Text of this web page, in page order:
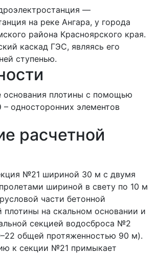
—
на реке Ангара, у города
района Красноярского края.
каскад ГЭС, являясь его
ступенью.
основания плотины с помощью
– односторонних элементов
расчетной
№21 шириной 30 м с двумя
шириной в свету по 10 м
части бетонной
плотины на скальном основании и
секцией водосброса №2
общей протяженностью 90 м).
к секции №21 примыкает